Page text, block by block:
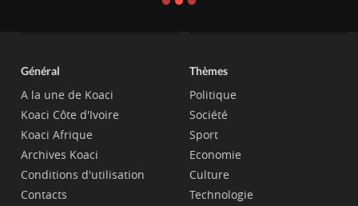
Général
A la une de Koaci
Koaci Côte d'Ivoire
Koaci Afrique
Archives Koaci
Conditions d'utilisation
Contacts
Thèmes
Politique
Société
Sport
Economie
Culture
Technologie